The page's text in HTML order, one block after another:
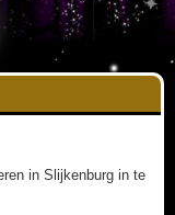
in Slijkenburg in te